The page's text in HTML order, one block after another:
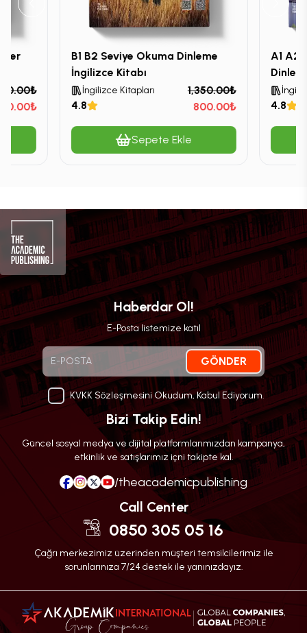
B1 B2 Seviye Okuma Dinleme
İngilizce Kitabı
İngilizce Kitapları
4.8
1,350.00₺
800.00₺
Sepete Ekle
A1 A2
4.8
Haberdar Ol!
E-Posta listemize katıl
GÖNDER
KVKK Sözleşmesini Okudum, Kabul Ediyorum.
Bizi Takip Edin!
Güncel sosyal medya ve dijital platformlarımızdan kampanya,
etkinlik ve satışlarımız içni takipte kal.
/theacademicpublishing
Call Center
0850 305 05 16
Çağrı merkezimiz üzerinden müşteri temsilcilerimiz ile
sorunlarınıza 7/24 destek ile yanınızdayız.